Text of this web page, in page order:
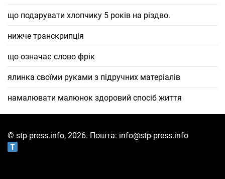
що подарувати хлопчику 5 років на різдво.
нижче транскрипція
що означає слово фрік
ялинка своїми руками з підручних матеріалів
намалювати малюнок здоровий спосіб життя
© stp-press.info, 2026. Пошта: info@stp-press.info